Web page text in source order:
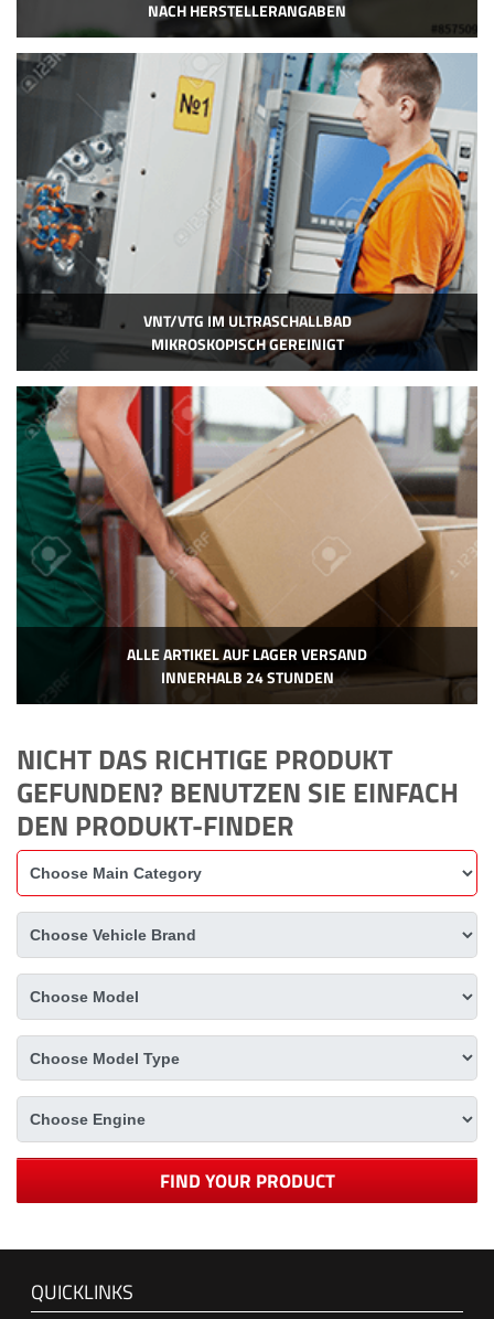
NACH HERSTELLERANGABEN
VNT/VTG IM ULTRASCHALLBAD
MIKROSKOPISCH GEREINIGT
ALLE ARTIKEL AUF LAGER VERSAND
INNERHALB 24 STUNDEN
NICHT DAS RICHTIGE PRODUKT
GEFUNDEN? BENUTZEN SIE EINFACH
DEN PRODUKT-FINDER
FIND YOUR PRODUCT
QUICKLINKS